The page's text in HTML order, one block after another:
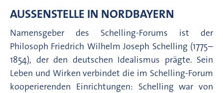
AUSSENSTELLE IN NORDBAYERN
Namensgeber des Schelling-Forums ist der
Philosoph Friedrich Wilhelm Joseph Schelling (1775–
1854), der den deutschen Idealismus prägte. Sein
Leben und Wirken verbindet die im Schelling-Forum
kooperierenden Einrichtungen: Schelling war von